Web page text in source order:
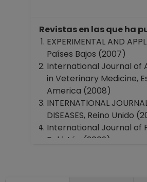
Revistas en las que ha
EXPERIMENTAL AND
Países Bajos (2007)
International Journal of
in Veterinary Medicine,
America (2008)
INTERNATIONAL
DISEASES, Reino Unido
International Journal of
Pakistán (2009)